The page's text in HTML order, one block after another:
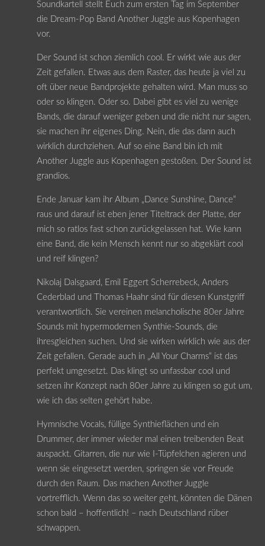
Soundkartell stellt Euch zum ersten Tag im September
die Dream-Pop Band Another Juggle aus Kopenhagen
vor.
Der Sound ist schon ziemlich cool. Er wirkt wie aus der
Zeit gefallen. Etwas aus dem Raster, das heute ja viel zu
oft über neue Bandprojekte gehalten wird. Man muss so
oder so klingen. Oder so. Dabei gibt es viel zu wenige
Bands, die darauf weniger geben und die nicht nur sagen,
sie machen ihr eigenes Ding. Nein, die das dann auch
wirklich durchziehen. Auf so eine Band bin ich mit
Another Juggle aus Kopenhagen gestoßen. Der Sound ist
grandios.
Ende Januar kam ihr Album „Dance Sunshine, Dance“
raus und darauf ist eben jener Titeltrack der Platte, der
mich so ratlos fast schon zurückgelassen hat. Wie kann
eine Band, die kein Mensch kennt nur so abgeklärt cool
und reif klingen?
Nikolaj Dalsgaard, Emil Eggert Scherrebeck, Anders
Cederblad und Thomas Haahr sind für diesen Kunstgriff
verantwortlich. Sie vereinen melancholische 80er Jahre
Sounds mit hypermodernen Synthie-Sounds, die
ihresgleichen suchen. Und sie wirken wirklich wie aus der
Zeit gefallen. Gerade auch in „All Your Charms“ ist das
perfekt umgesetzt. Das klingt so unfassbar cool und
setzen ihr Konzept nach 80er Jahre zu klingen so gut um,
wie ich das selten gehört habe.
Hymnische Vocals, füllige Synthieflächen und ein
Drummer, der immer wieder mal einen treibenden Beat
auspackt. Gitarren, die nur wie I-Tüpfelchen agieren und
wenn sie eingesetzt werden, springen sie vor Freude
durch den Raum. Das machen Another Juggle
vortrefflich. Wenn das so weiter geht, könnten die Dänen
schon bald – hoffentlich! – nach Deutschland rüber
schwappen.